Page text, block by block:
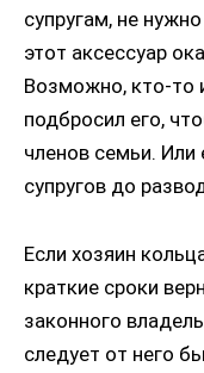
супругам, не
этот аксессуар
Возможно, кто-то
подбросил его,
членов семьи.
супругов до
Если хозяин
краткие сроки
законного
следует от него